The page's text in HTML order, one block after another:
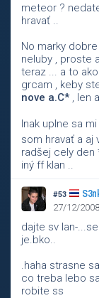
meteor ?
hravať ..
No marky
neluby , proste
teraz ... a to
grcam , keby
nove a.C*, len
Inak uplne sa
som hravať a
radšej cely den
iný ff klan ..
#53
27/12/
dajte sv lan-
je.bko..
.haha strasne
co treba lebo
robite ss